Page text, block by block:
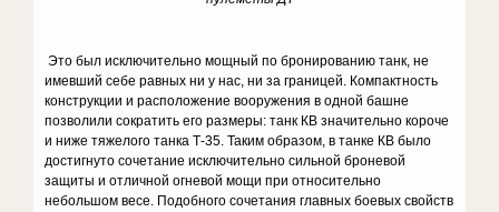
Это был исключительно мощный по бронированию танк, не
имевший себе равных ни у нас, ни за границей. Компактность
конструкции и расположение вооружения в одной башне
позволили сократить его размеры: танк КВ значительно короче
и ниже тяжелого танка Т-35. Таким образом, в танке КВ было
достигнуто сочетание исключительно сильной бро­невой
защиты и отличной огневой мощи при относительно
небольшом весе. Подобного сочетания главных боевых свойств